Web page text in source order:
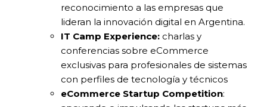
reconocimiento a las empresas que
lideran la innovación digital en Argentina.
IT Camp Experience: charlas y
conferencias sobre eCommerce
exclusivas para profesionales de sistemas
con perfiles de tecnología y técnicos
eCommerce Startup Competition: